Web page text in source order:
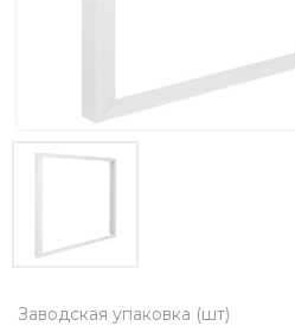
Заводская упаковка (шт)